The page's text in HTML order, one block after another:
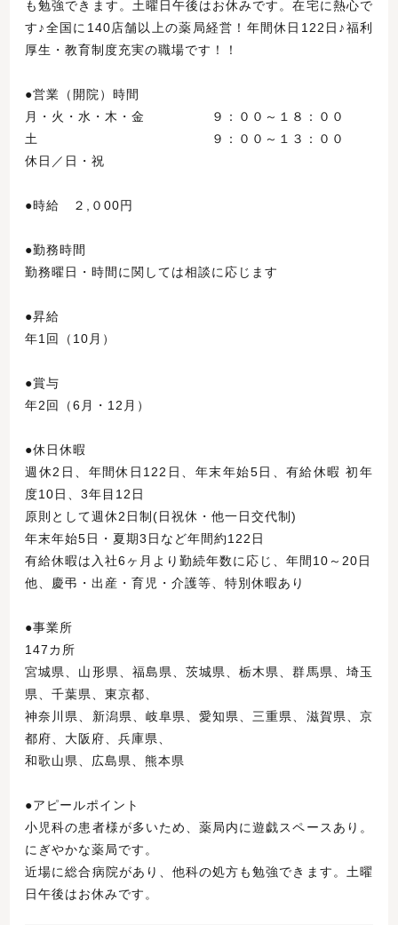
も勉強できます。土曜日午後はお休みです。在宅に熱心で
す♪全国に140店舗以上の薬局経営！年間休日122日♪福利
厚生・教育制度充実の職場です！！
●営業（開院）時間
月・火・水・木・金 ９：００～１８：００
土 ９：００～１３：００
休日／日・祝
●時給 ２,０00円
●勤務時間
勤務曜日・時間に関しては相談に応じます
●昇給
年1回（10月）
●賞与
年2回（6月・12月）
●休日休暇
週休2日、年間休日122日、年末年始5日、有給休暇 初年
度10日、3年目12日
原則として週休2日制(日祝休・他一日交代制)
年末年始5日・夏期3日など年間約122日
有給休暇は入社6ヶ月より勤続年数に応じ、年間10～20日
他、慶弔・出産・育児・介護等、特別休暇あり
●事業所
147カ所
宮城県、山形県、福島県、茨城県、栃木県、群馬県、埼玉
県、千葉県、東京都、
神奈川県、新潟県、岐阜県、愛知県、三重県、滋賀県、京
都府、大阪府、兵庫県、
和歌山県、広島県、熊本県
●アピールポイント
小児科の患者様が多いため、薬局内に遊戯スペースあり。
にぎやかな薬局です。
近場に総合病院があり、他科の処方も勉強できます。土曜
日午後はお休みです。